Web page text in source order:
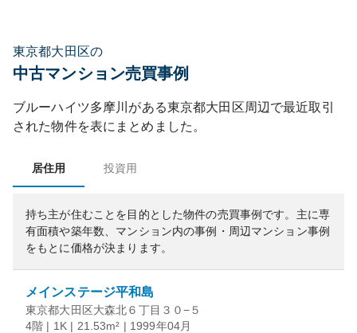
東京都大田区の
中古マンション売買事例
ブルーハイツ多摩川 がある東京都大田区周辺で最近取引
された物件を表にまとめました。
居住用 投資用
持ち主が住むことを目的とした物件の売買事例です。 主に専
有面積や築年数、マンション内の事例・周辺マンション事例
をもとに価格が決まります。
メインステージ平和島
東京都大田区大森北６丁目３０−５
4階 | 1K | 21.53m² | 1999年04月